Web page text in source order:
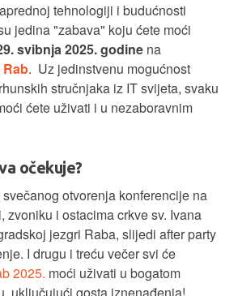
tehnologiji i budućnosti
jedina "zabava" koju ćete moći
svibnja 2025. godine na
. Uz jedinstvenu mogućnost
stručnjaka iz IT svijeta, svaku
ćete uživati i u nezaboravnim
očekuje?
otvorenja konferencije na
zvoniku i ostacima crkve sv. Ivana
jezgri Raba, slijedi after party
I drugu i treću večer svi će
2025. moći uživati u bogatom